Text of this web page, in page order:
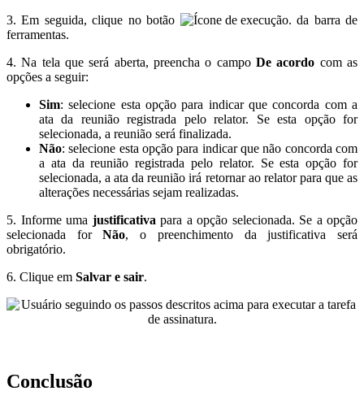
3. Em seguida, clique no botão
da barra de
ferramentas.
4. Na tela que será aberta, preencha o campo De acordo com as
opções a seguir:
Sim: selecione esta opção para indicar que concorda com a
ata da reunião registrada pelo relator. Se esta opção for
selecionada, a reunião será finalizada.
Não: selecione esta opção para indicar que não concorda com
a ata da reunião registrada pelo relator. Se esta opção for
selecionada, a ata da reunião irá retornar ao relator para que as
alterações necessárias sejam realizadas.
5. Informe uma justificativa para a opção selecionada. Se a opção
selecionada forNão, o preenchimento da justificativa será
obrigatório.
6. Clique em Salvar e sair.
Conclusão